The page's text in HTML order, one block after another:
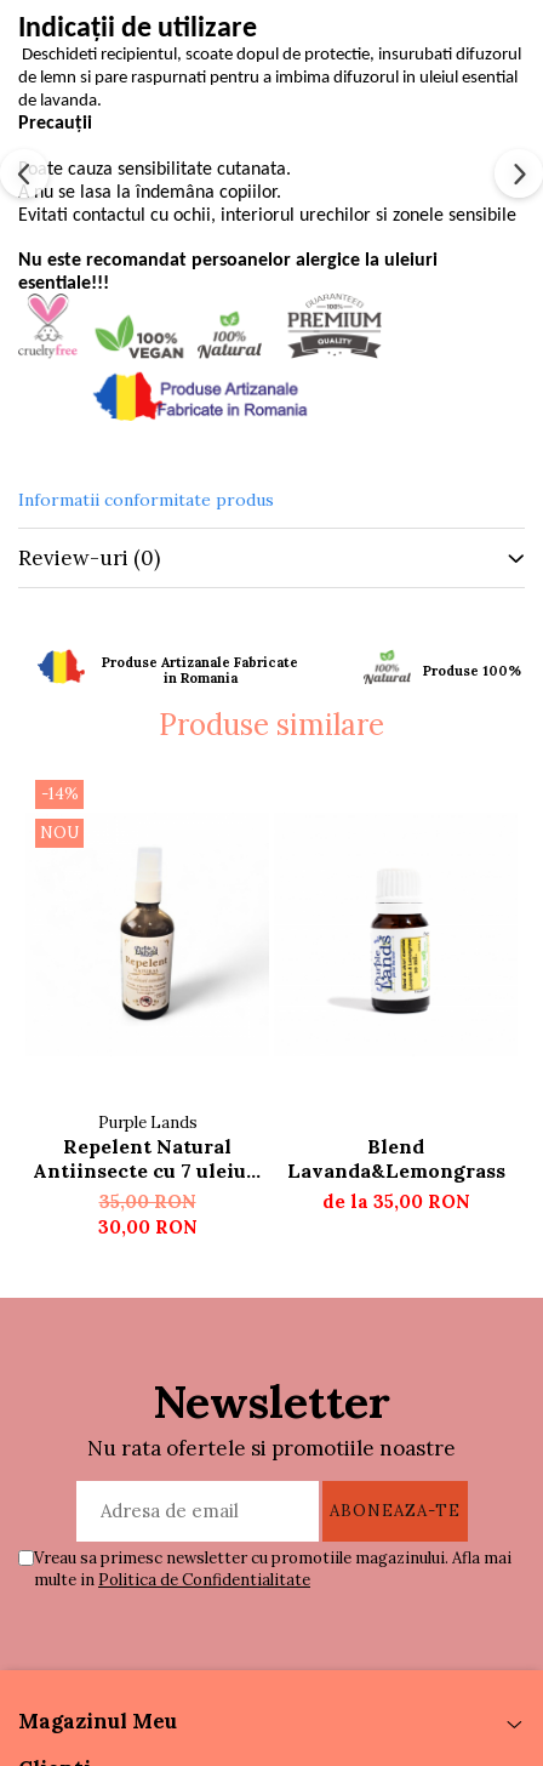
Indicații de utilizare
Deschideti recipientul, scoate dopul de protectie, insurubati difuzorul
de lemn si pare raspurnati pentru a imbima difuzorul in uleiul esential
de lavanda.
Precauții
Poate cauza sensibilitate cutanata.
A nu se lasa la îndemâna copiilor.
Evitati contactul cu ochii, interiorul urechilor si zonele sensibile
Nu este recomandat persoanelor alergice la uleiuri
esentiale!!!
Informatii conformitate produs
Review-uri (0)
Produse Artizanale Fabricate
in Romania
Produse 100%
Produse similare
-14%
NOU
Purple Lands
Repelent Natural
Antiinsecte cu 7 uleiuri
esențiale
35,00 RON
30,00 RON
Blend
Lavanda&Lemongrass
de la 35,00 RON
Newsletter
Nu rata ofertele si promotiile noastre
Vreau sa primesc newsletter cu promotiile magazinului. Afla mai
multe in Politica de Confidentialitate
Magazinul Meu